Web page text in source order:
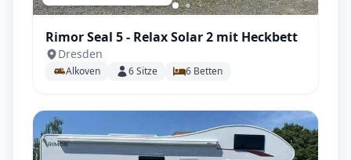
Rimor Seal 5 - Relax Solar 2 mit Heckbett
Dresden
Alkoven 6Sitze 6 Betten